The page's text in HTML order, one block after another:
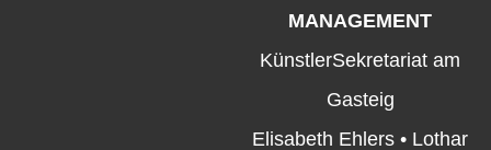
MANAGEMENT
KünstlerSekretariat am
Gasteig
Elisabeth Ehlers • Lothar